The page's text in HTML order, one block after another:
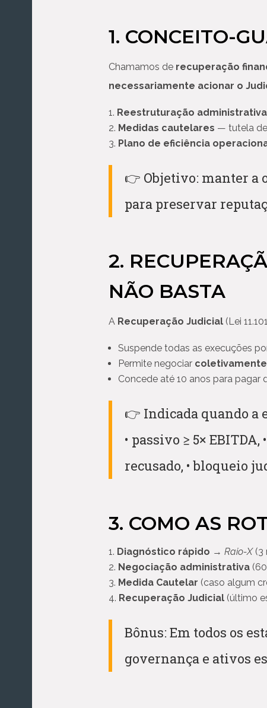
1. CONCEITO-
Chamamos de recuperação
necessariamente acionar o
Reestruturação administrativa
Medidas cautelares — tutela de
Plano de eficiência
👉 Objetivo: manter a
para preservar
2.
NÃO BASTA
A Recuperação Judicial(Lei
Suspende todas as execuções
Permite negociar coletivamente
Concede até 10 anos para pagar
👉 Indicada quando a
• passivo ≥ 5×
recusado, • bloqueio
3. COMO AS
Diagnóstico rápido → Raio-X(3
Negociação administrativa(60
Medida Cautelar (caso algum
Recuperação Judicial(último
Bônus: Em todos os
governança e ativos